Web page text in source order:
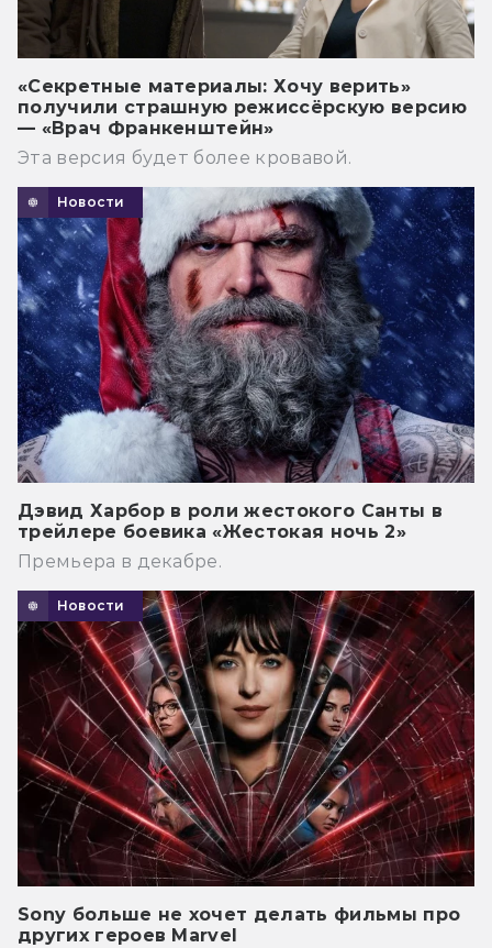
«Секретные материалы: Хочу верить»
получили страшную режиссёрскую версию
— «Врач Франкенштейн»
Эта версия будет более кровавой.
Новости
Дэвид Харбор в роли жестокого Санты в
трейлере боевика «Жестокая ночь 2»
Премьера в декабре.
Новости
Sony больше не хочет делать фильмы про
других героев Marvel